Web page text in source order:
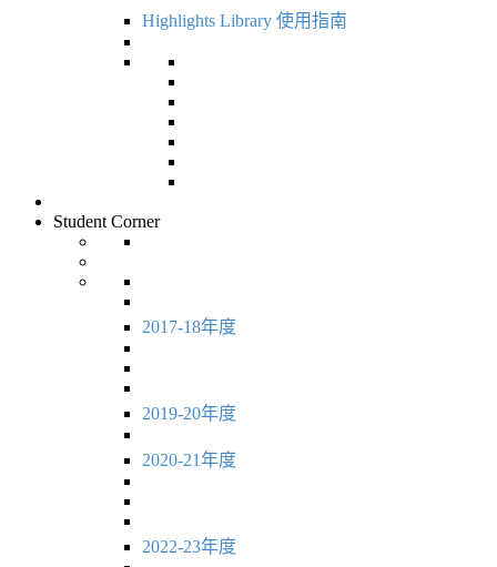
Highlights Library 使用指南
Student Corner
2017-18年度
2019-20年度
2020-21年度
2022-23年度